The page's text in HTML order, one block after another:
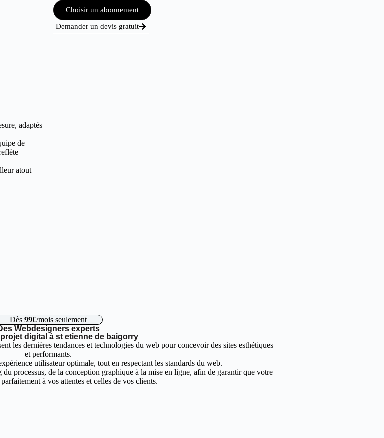
Choisir un abonnement
Demander un devis gratuit
adaptés
de
atout
Dès 99€/mois seulement
Webdesigners experts
digital à st etienne de baigorry
les dernières tendances et technologies du web pour concevoir des sites esthétiques
et performants.
utilisateur optimale, tout en respectant les standards du web.
processus, de la conception graphique à la mise en ligne, afin de garantir que votre
à vos attentes et celles de vos clients.